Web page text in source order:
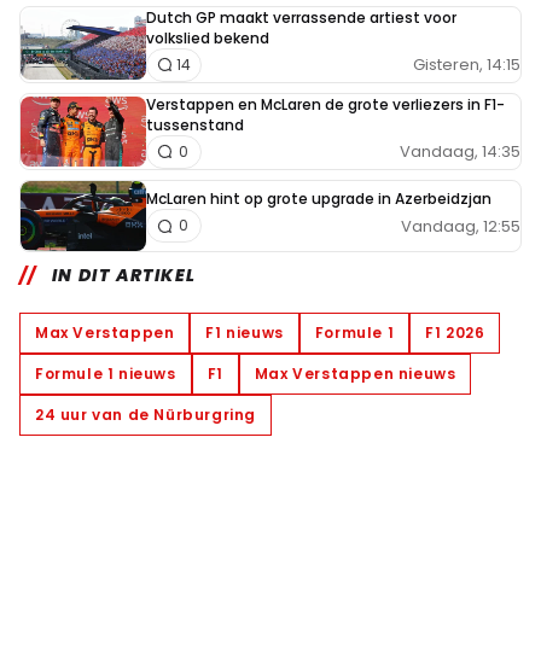
Dutch GP maakt verrassende artiest voor
volkslied bekend
Gisteren, 14:15
14
Verstappen en McLaren de grote verliezers in F1-
tussenstand
Vandaag, 14:35
0
McLaren hint op grote upgrade in Azerbeidzjan
Vandaag, 12:55
0
IN DIT ARTIKEL
Max Verstappen F1 nieuws Formule 1
F1 2026
Formule 1 nieuws
F1
Max Verstappen nieuws
24 uur van de Nürburgring